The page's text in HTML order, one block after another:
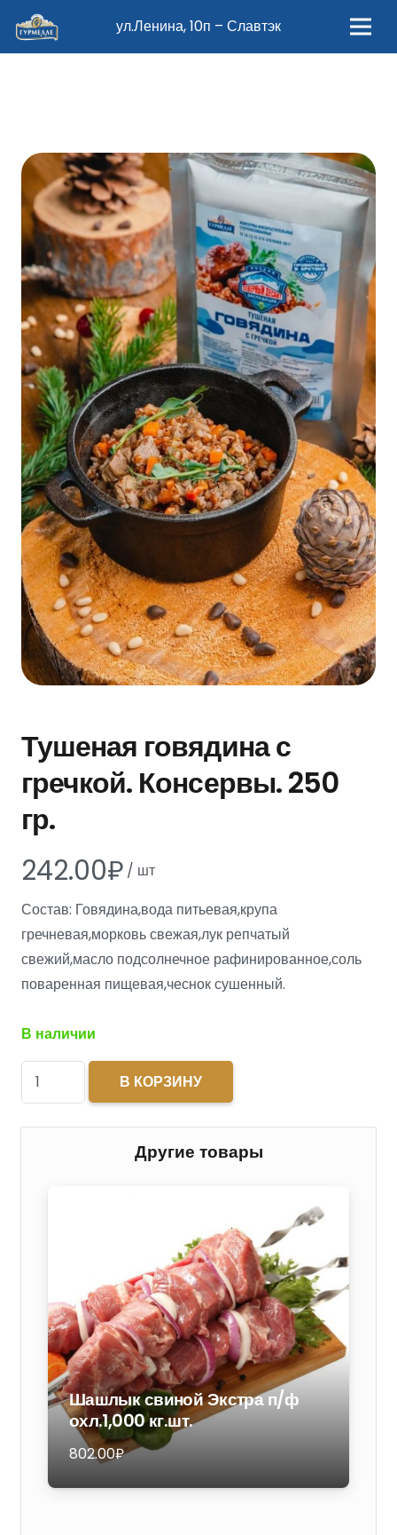
ул.Ленина, 10п – Славтэк
Тушеная говядина с
гречкой. Консервы. 250
гр.
242.00₽ / шт
Состав: Говядина,вода питьевая,крупа
гречневая,морковь свежая,лук репчатый
свежий,масло подсолнечное рафинированное,соль
поваренная пищевая,чеснок сушенный.
В наличии
Количество
В КОРЗИНУ
Другие товары
Шашлык свиной Экстра п/ф
охл.1,000 кг.шт.
802.00₽